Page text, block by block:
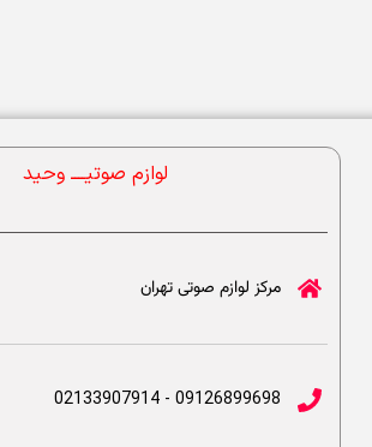
لوازم صوتیــــ وحید
مرکز لوازم صوتی تهران
09126899698 - 02133907914